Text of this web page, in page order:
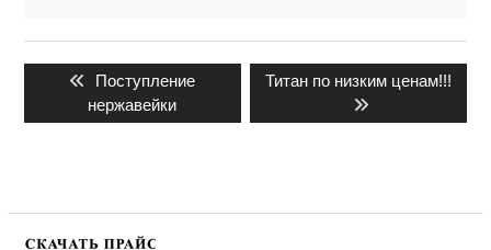
записям
Предыдущая
запись:
Поступление
нержавейки
Следующая
Титан по низким ценам!!!